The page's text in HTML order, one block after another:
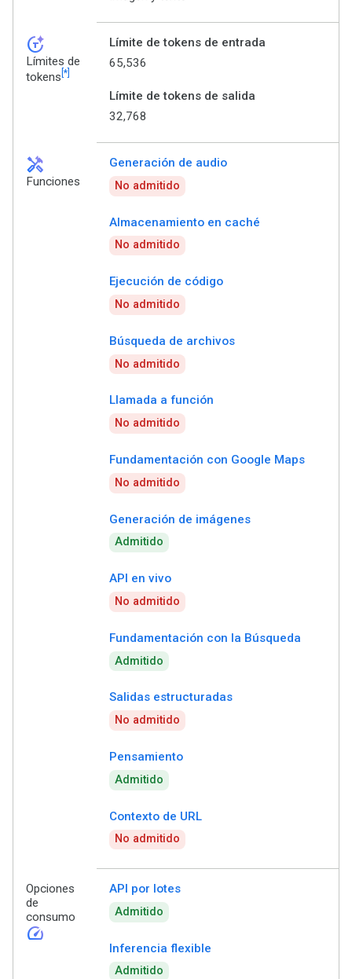
token_auto
Límites de
tokens [*]
Límite de tokens de entrada
65,536
Límite de tokens de salida
32,768
handyman
Funciones
Generación de audio
No admitido
Almacenamiento en caché
No admitido
Ejecución de código
No admitido
Búsqueda de archivos
No admitido
Llamada a función
No admitido
Fundamentación con Google Maps
No admitido
Generación de imágenes
Admitido
API en vivo
No admitido
Fundamentación con la Búsqueda
Admitido
Salidas estructuradas
No admitido
Pensamiento
Admitido
Contexto de URL
No admitido
Opciones
de
consumo
speed
API por lotes
Admitido
Inferencia flexible
Admitido